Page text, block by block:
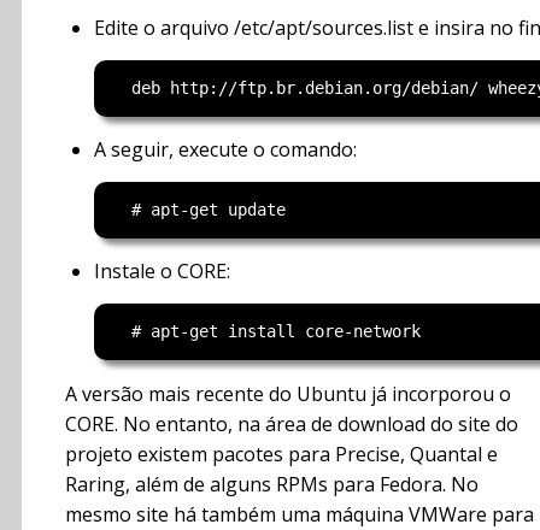
Edite o arquivo /etc/apt/sources.list e insira no
A seguir, execute o comando:
Instale o CORE:
A versão mais recente do Ubuntu já incorporou o
CORE. No entanto, na área de download do site do
projeto existem pacotes para Precise, Quantal e
Raring, além de alguns RPMs para Fedora. No
mesmo site há também uma máquina VMWare para